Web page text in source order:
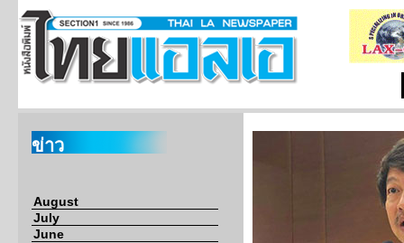
ข่าว
August
July
June